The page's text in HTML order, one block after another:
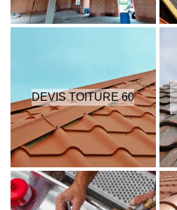
DEVIS TOITURE 60